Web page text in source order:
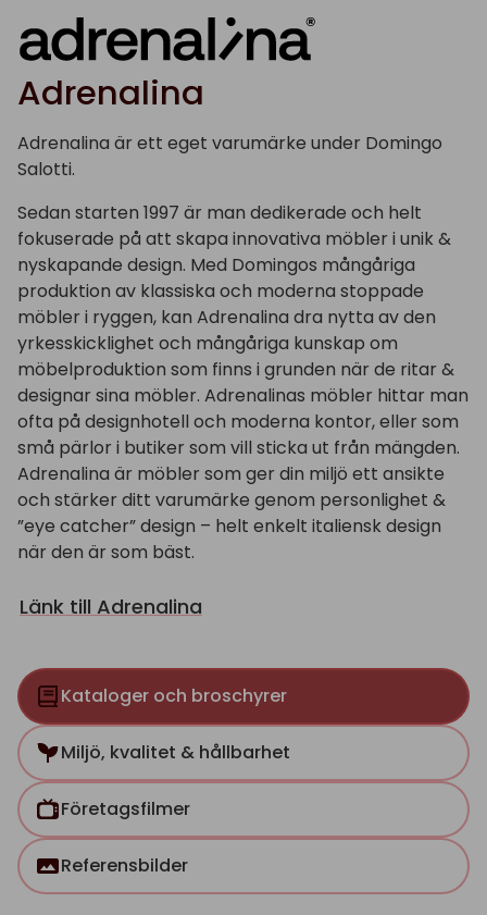
Adrenalina
Adrenalina är ett eget varumärke under Domingo
Salotti.
Sedan starten 1997 är man dedikerade och helt
fokuserade på att skapa innovativa möbler i unik &
nyskapande design. Med Domingos mångåriga
produktion av klassiska och moderna stoppade
möbler i ryggen, kan Adrenalina dra nytta av den
yrkesskicklighet och mångåriga kunskap om
möbelproduktion som finns i grunden när de ritar &
designar sina möbler. Adrenalinas möbler hittar man
ofta på designhotell och moderna kontor, eller som
små pärlor i butiker som vill sticka ut från mängden.
Adrenalina är möbler som ger din miljö ett ansikte
och stärker ditt varumärke genom personlighet &
”eye catcher” design – helt enkelt italiensk design
när den är som bäst.
Länk till Adrenalina
Kataloger och broschyrer
Miljö, kvalitet & hållbarhet
Företagsfilmer
Referensbilder